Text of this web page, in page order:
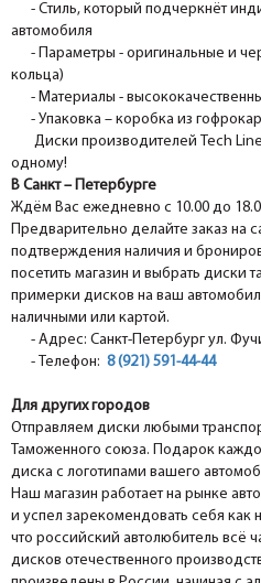
- Стиль, который подчеркнёт
автомобиля
- Параметры - оригинальные и
кольца)
- Материалы -
- Упаковка – коробка из
Диски производителей Tech
одному!
В Санкт – Петербурге
Ждём Вас ежедневно с 10.00 до
Предварительно делайте заказ на
подтверждения наличия и
посетить магазин и выбрать диски
примерки дисков на ваш
наличными или картой.
- Адрес: Санкт-Петербург ул.
- Телефон: 8 (921) 591-44-44
Для других городов
Отправляем диски любыми
Таможенного союза. Подарок
диска с логотипами вашего
Наш магазин работает на рынке
и успел зарекомендовать себя
что российский автолюбитель всё
дисков отечественного